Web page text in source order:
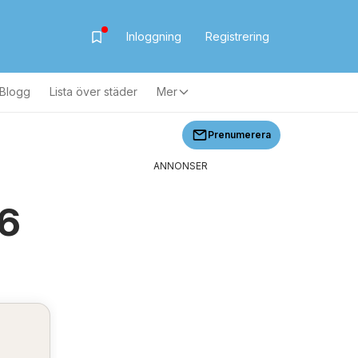
Inloggning Registrering
Blogg Lista över städer Mer
Prenumerera
ANNONSER